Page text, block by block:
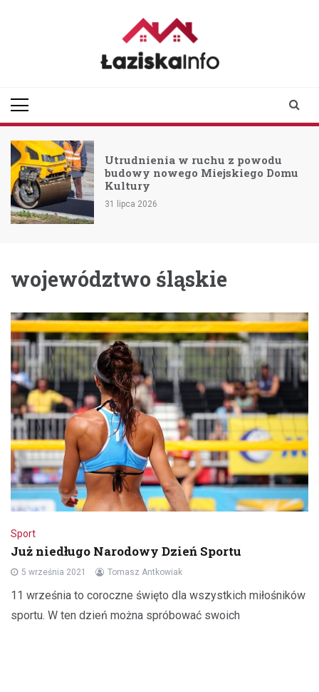
Utrudnienia w ruchu z powodu
budowy nowego Miejskiego Domu
Kultury
31 lipca 2026
województwo śląskie
Sport
Już niedługo Narodowy Dzień Sportu
5 września 2021 Tomasz Antkowiak
11 września to coroczne święto dla wszystkich miłośników
sportu. W ten dzień można spróbować swoich